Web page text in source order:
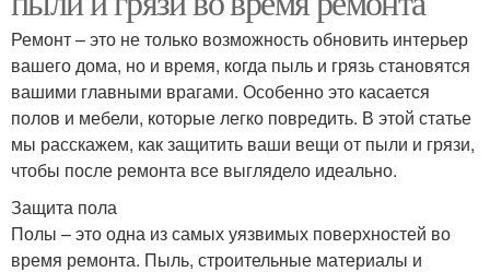
Ремонт – это не только возможность обновить интерьер
вашего дома, но и время, когда пыль и грязь становятся
вашими главными врагами. Особенно это касается
полов и мебели, которые легко повредить. В этой статье
мы расскажем, как защитить ваши вещи от пыли и грязи,
чтобы после ремонта все выглядело идеально.
Защита пола
Полы – это одна из самых уязвимых поверхностей во
время ремонта. Пыль, строительные материалы и